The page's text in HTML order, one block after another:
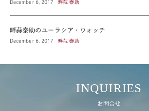
December 6, 2017 畔蒜 泰助
畔蒜泰助のユーラシア・ウォッチ
December 6, 2017 畔蒜 泰助
INQUIRIES
お問合せ